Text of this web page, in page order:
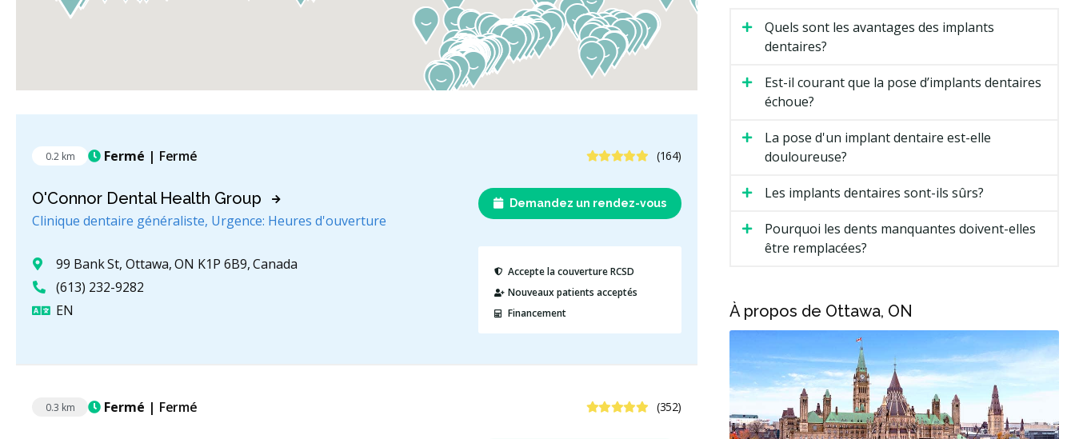
0.2 km 5 étoiles (164)
Fermé | Fermé
O'Connor Dental Health Group
Clinique dentaire généraliste, Urgence: Heures d'ouverture
Demandez un rendez-vous
99 Bank St, Ottawa, ON K1P 6B9, Canada
(613) 232-9282
EN
Accepte la couverture RCSD
Nouveaux patients acceptés
Financement
0.3 km 4.8 étoiles (352)
Fermé | Fermé
Quels sont les avantages des implants
dentaires?
Est-il courant que la pose d’implants dentaires
échoue?
La pose d'un implant dentaire est-elle
douloureuse?
Les implants dentaires sont-ils sûrs?
Pourquoi les dents manquantes doivent-elles
être remplacées?
À propos de Ottawa, ON